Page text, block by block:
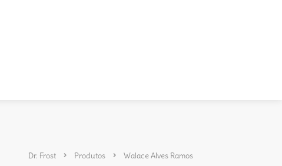
Dr. Frost Produtos Walace Alves Ramos